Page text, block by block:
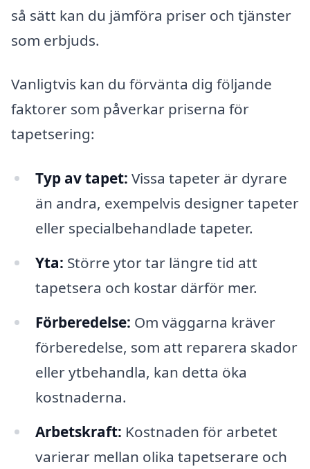
så sätt kan du jämföra priser och tjänster
som erbjuds.
Vanligtvis kan du förvänta dig följande
faktorer som påverkar priserna för
tapetsering:
Typ av tapet: Vissa tapeter är dyrare
än andra, exempelvis designer tapeter
eller specialbehandlade tapeter.
Yta: Större ytor tar längre tid att
tapetsera och kostar därför mer.
Förberedelse: Om väggarna kräver
förberedelse, som att reparera skador
eller ytbehandla, kan detta öka
kostnaderna.
Arbetskraft: Kostnaden för arbetet
varierar mellan olika tapetserare och